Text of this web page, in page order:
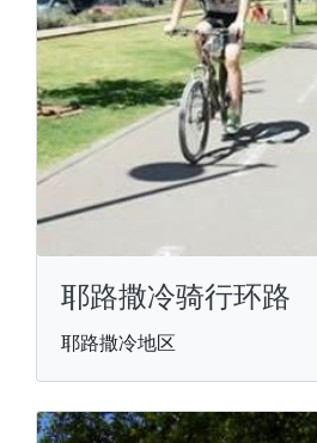
耶路撒冷骑行环路
耶路撒冷地区